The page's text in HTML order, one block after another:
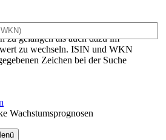
sowohl als generelles Suchfeld um
zu gelangen als auch dazu im
zu wechseln. ISIN und WKN
Zeichen bei der Suche
Wachstumsprognosen